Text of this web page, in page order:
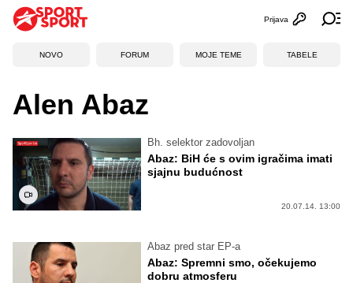
Otvori
Prijava
NOVO FORUM MOJE TEME TABELE
Alen Abaz
Bh. selektor zadovoljan
Abaz: BiH će s ovim igračima imati
sjajnu budućnost
20.07.14. 13:00
Abaz pred star EP-a
Abaz: Spremni smo, očekujemo
dobru atmosferu